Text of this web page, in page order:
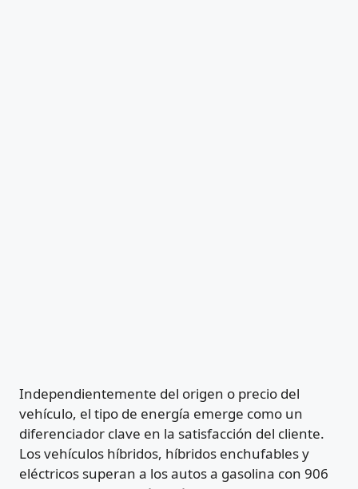
Independientemente del origen o precio del
vehículo, el tipo de energía emerge como un
diferenciador clave en la satisfacción del cliente.
Los vehículos híbridos, híbridos enchufables y
eléctricos superan a los autos a gasolina con 906